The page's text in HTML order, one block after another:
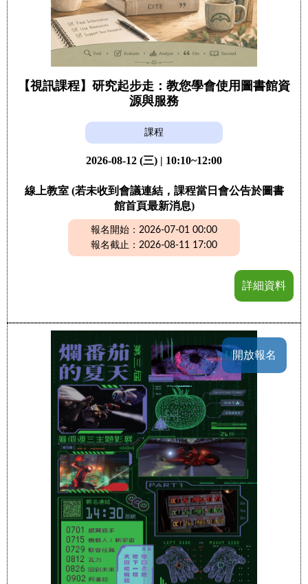
【視訊課程】研究起步走：教您學會使用圖書館資
源與服務
課程
2026-08-12 (三) | 10:10~12:00
線上教室 (若未收到會議連結，課程當日會公告於圖書
館首頁最新消息)
報名開始：2026-07-01 00:00
報名截止：2026-08-11 17:00
詳細資料
開放報名